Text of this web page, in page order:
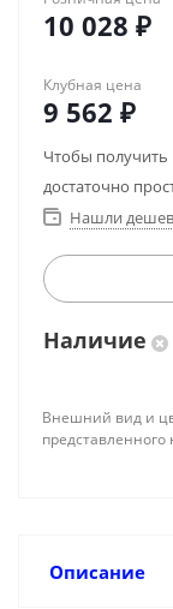
10 028 ₽
Клубная цена
9 562 ₽
Чтобы получить
достаточно
Нашли
Наличие
Внешний вид и
Описание